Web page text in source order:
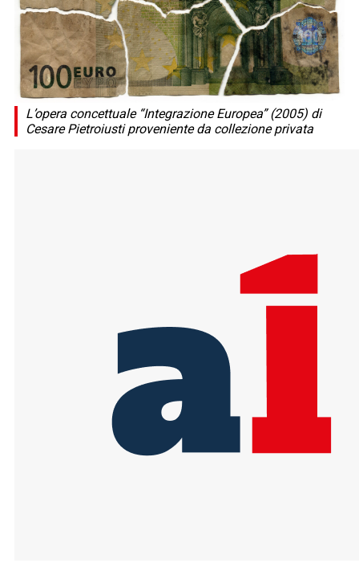
L’opera concettuale “Integrazione Europea” (2005) di
Cesare Pietroiusti proveniente da collezione privata